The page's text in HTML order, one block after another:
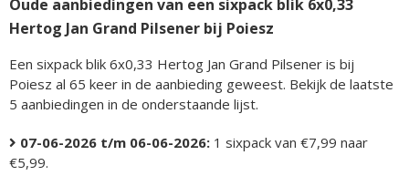
Oude aanbiedingen van een sixpack blik 6x0,33
Hertog Jan Grand Pilsener bij Poiesz
Een sixpack blik 6x0,33 Hertog Jan Grand Pilsener is bij
Poiesz al 65 keer in de aanbieding geweest. Bekijk de laatste
5 aanbiedingen in de onderstaande lijst.
07-06-2026 t/m 06-06-2026: 1 sixpack van €7,99 naar
€5,99.